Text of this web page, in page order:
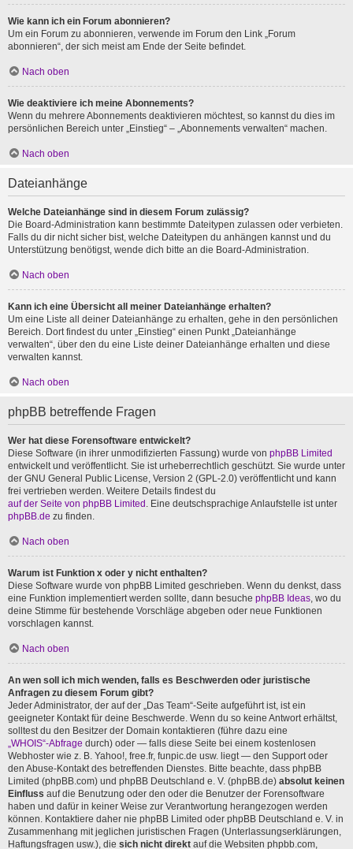
Wie kann ich ein Forum abonnieren?
Um ein Forum zu abonnieren, verwende im Forum den Link „Forum
abonnieren“, der sich meist am Ende der Seite befindet.
Nach oben
Wie deaktiviere ich meine Abonnements?
Wenn du mehrere Abonnements deaktivieren möchtest, so kannst du dies im
persönlichen Bereich unter „Einstieg“ – „Abonnements verwalten“ machen.
Nach oben
Dateianhänge
Welche Dateianhänge sind in diesem Forum zulässig?
Die Board-Administration kann bestimmte Dateitypen zulassen oder verbieten.
Falls du dir nicht sicher bist, welche Dateitypen du anhängen kannst und du
Unterstützung benötigst, wende dich bitte an die Board-Administration.
Nach oben
Kann ich eine Übersicht all meiner Dateianhänge erhalten?
Um eine Liste all deiner Dateianhänge zu erhalten, gehe in den persönlichen
Bereich. Dort findest du unter „Einstieg“ einen Punkt „Dateianhänge
verwalten“, über den du eine Liste deiner Dateianhänge erhalten und diese
verwalten kannst.
Nach oben
phpBB betreffende Fragen
Wer hat diese Forensoftware entwickelt?
Diese Software (in ihrer unmodifizierten Fassung) wurde von phpBB Limited
entwickelt und veröffentlicht. Sie ist urheberrechtlich geschützt. Sie wurde unter
der GNU General Public License, Version 2 (GPL-2.0) veröffentlicht und kann
frei vertrieben werden. Weitere Details findest du
auf der Seite von phpBB Limited . Eine deutschsprachige Anlaufstelle ist unter
phpBB.de zu finden.
Nach oben
Warum ist Funktion x oder y nicht enthalten?
Diese Software wurde von phpBB Limited geschrieben. Wenn du denkst, dass
eine Funktion implementiert werden sollte, dann besuche phpBB Ideas, wo du
deine Stimme für bestehende Vorschläge abgeben oder neue Funktionen
vorschlagen kannst.
Nach oben
An wen soll ich mich wenden, falls es Beschwerden oder juristische
Anfragen zu diesem Forum gibt?
Jeder Administrator, der auf der „Das Team“-Seite aufgeführt ist, ist ein
geeigneter Kontakt für deine Beschwerde. Wenn du so keine Antwort erhältst,
solltest du den Besitzer der Domain kontaktieren (führe dazu eine
„WHOIS“-Abfrage durch) oder — falls diese Seite bei einem kostenlosen
Webhoster wie z. B. Yahoo!, free.fr, funpic.de usw. liegt — den Support oder
den Abuse-Kontakt des betreffenden Dienstes. Bitte beachte, dass phpBB
Limited (phpBB.com) und phpBB Deutschland e. V. (phpBB.de) absolut keinen
Einfluss auf die Benutzung oder den oder die Benutzer der Forensoftware
haben und dafür in keiner Weise zur Verantwortung herangezogen werden
können. Kontaktiere daher nie phpBB Limited oder phpBB Deutschland e. V. in
Zusammenhang mit jeglichen juristischen Fragen (Unterlassungserklärungen,
Haftungsfragen usw.), die sich nicht direkt auf die Websiten phpbb.com,